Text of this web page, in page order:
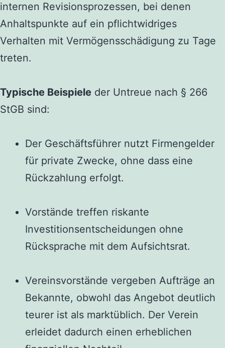
internen Revisionsprozessen, bei denen
Anhaltspunkte auf ein pflichtwidriges
Verhalten mit Vermögensschädigung zu Tage
treten.
Typische Beispiele der Untreue nach § 266
StGB sind:
Der Geschäftsführer nutzt Firmengelder
für private Zwecke, ohne dass eine
Rückzahlung erfolgt.
Vorstände treffen riskante
Investitionsentscheidungen ohne
Rücksprache mit dem Aufsichtsrat.
Vereinsvorstände vergeben Aufträge an
Bekannte, obwohl das Angebot deutlich
teurer ist als marktüblich. Der Verein
erleidet dadurch einen erheblichen